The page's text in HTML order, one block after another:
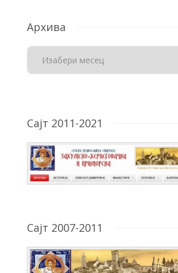
Архива
Сајт 2011-2021
Сајт 2007-2011